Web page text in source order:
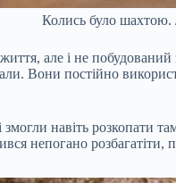
Колись було шахтою.
але і не
Вони постійно
навіть розкопати
непогано